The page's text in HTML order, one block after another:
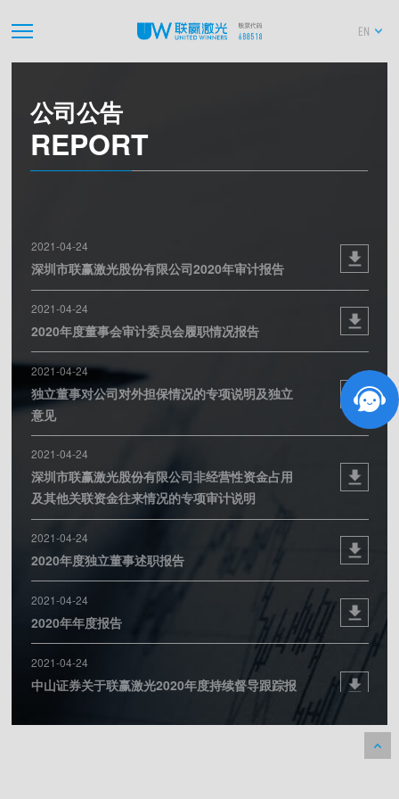
EN
公司公告
REPORT
2021-04-24
深圳市联赢激光股份有限公司2020年审计报告
2021-04-24
2020年度董事会审计委员会履职情况报告
2021-04-24
独立董事对公司对外担保情况的专项说明及独立
意见
2021-04-24
深圳市联赢激光股份有限公司非经营性资金占用
及其他关联资金往来情况的专项审计说明
2021-04-24
2020年度独立董事述职报告
2021-04-24
2020年年度报告
2021-04-24
中山证券关于联赢激光2020年度持续督导跟踪报